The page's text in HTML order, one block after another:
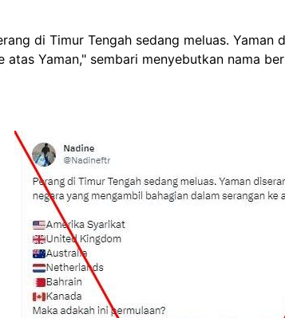
di Timur Tengah sedang meluas. Yaman
atas Yaman," sembari menyebutkan nama